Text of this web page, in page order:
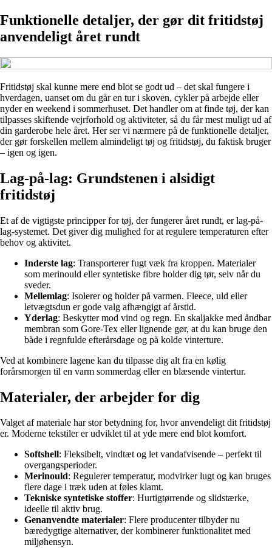
Funktionelle detaljer, der gør dit fritidstøj
anvendeligt året rundt
Fritidstøj skal kunne mere end blot se godt ud – det skal fungere i
hverdagen, uanset om du går en tur i skoven, cykler på arbejde eller
nyder en weekend i sommerhuset. Det handler om at finde tøj, der kan
tilpasses skiftende vejrforhold og aktiviteter, så du får mest muligt ud af
din garderobe hele året. Her ser vi nærmere på de funktionelle detaljer,
der gør forskellen mellem almindeligt tøj og fritidstøj, du faktisk bruger
– igen og igen.
Lag-på-lag: Grundstenen i alsidigt
fritidstøj
Et af de vigtigste principper for tøj, der fungerer året rundt, er lag-på-
lag-systemet. Det giver dig mulighed for at regulere temperaturen efter
behov og aktivitet.
Inderste lag: Transporterer fugt væk fra kroppen. Materialer
som merinould eller syntetiske fibre holder dig tør, selv når du
sveder.
Mellemlag: Isolerer og holder på varmen. Fleece, uld eller
letvægtsdun er gode valg afhængigt af årstid.
Yderlag: Beskytter mod vind og regn. En skaljakke med åndbar
membran som Gore-Tex eller lignende gør, at du kan bruge den
både i regnfulde efterårsdage og på kolde vinterture.
Ved at kombinere lagene kan du tilpasse dig alt fra en kølig
forårsmorgen til en varm sommerdag eller en blæsende vintertur.
Materialer, der arbejder for dig
Valget af materiale har stor betydning for, hvor anvendeligt dit fritidstøj
er. Moderne tekstiler er udviklet til at yde mere end blot komfort.
Softshell: Fleksibelt, vindtæt og let vandafvisende – perfekt til
overgangsperioder.
Merinould: Regulerer temperatur, modvirker lugt og kan bruges
flere dage i træk uden at føles klamt.
Tekniske syntetiske stoffer: Hurtigtørrende og slidstærke,
ideelle til aktiv brug.
Genanvendte materialer: Flere producenter tilbyder nu
bæredygtige alternativer, der kombinerer funktionalitet med
miljøhensyn.